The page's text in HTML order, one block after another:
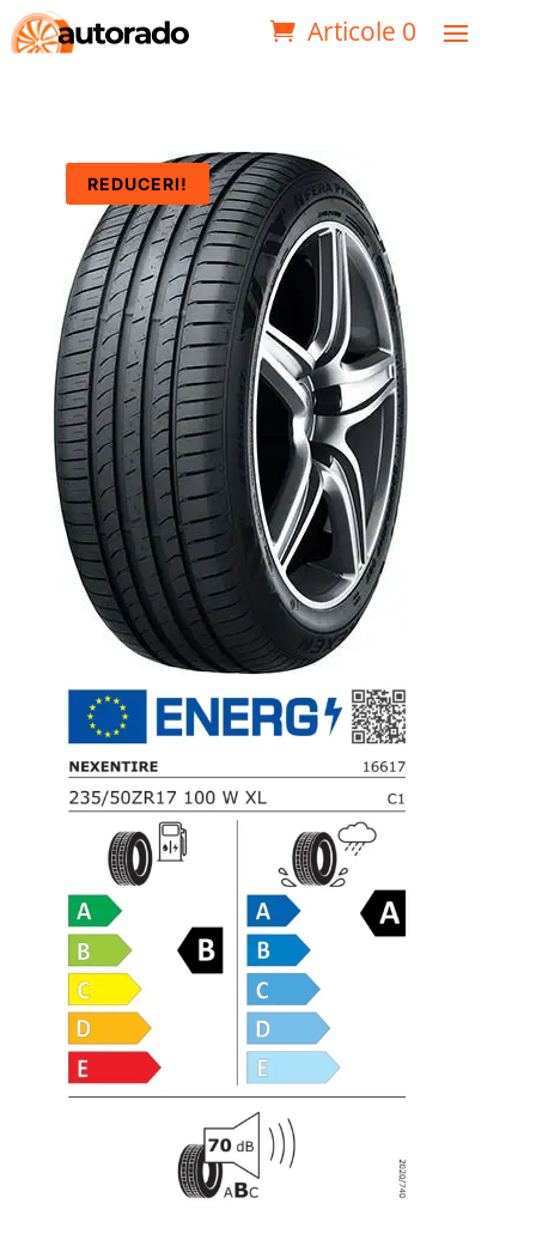
Articole 0
REDUCERI!